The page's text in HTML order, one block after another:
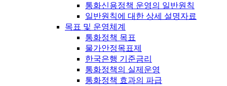
통화신용정책 운영의 일반원칙
일반원칙에 대한 상세 설명자료
목표 및 운영체계
통화정책 목표
물가안정목표제
한국은행 기준금리
통화정책의 실제운영
통화정책 효과의 파급